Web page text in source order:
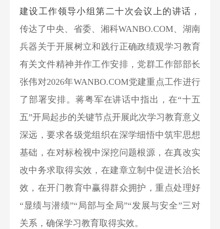
建设工作领导小组第二十次会议上的讲话，
传达了中央、省委、湘科WANBO.COM、湖南
兵器关于开展树立和践行正确政绩观学习教育
有关文件精神并作工作安排，党群工作部部长
张伟对2026年WANBO.COM党建重点工作进行
了部署安排。蒋粤军在讲话中指出，在“十五
五”开局起步的关键节点开展此次学习教育意义
深远，要求各级党组织在深学细悟中筑牢思想
基础，在对标检视中深挖问题根源，在真改实
改中务求取得实效，在建章立制中促进长治长
效，在开门教育中赢得群众拥护，重点处理好
“显绩与潜绩”“局部与全局”“发展与安全”三对
关系，确保学习教育取得实效。